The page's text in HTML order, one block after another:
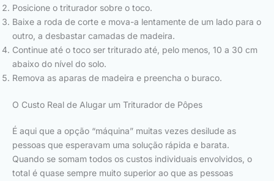
Posicione o triturador sobre o toco.
Baixe a roda de corte e mova-a lentamente de um lado para o
outro, a desbastar camadas de madeira.
Continue até o toco ser triturado até, pelo menos, 10 a 30 cm
abaixo do nível do solo.
Remova as aparas de madeira e preencha o buraco.
O Custo Real de Alugar um Triturador de Pôpes
É aqui que a opção “máquina” muitas vezes desilude as
pessoas que esperavam uma solução rápida e barata.
Quando se somam todos os custos individuais envolvidos, o
total é quase sempre muito superior ao que as pessoas